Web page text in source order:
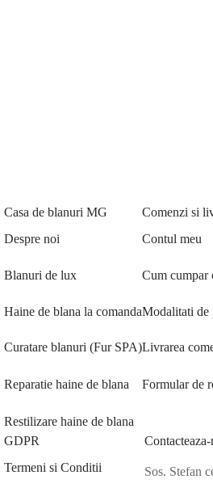
Casa de blanuri MG
Despre noi
Blanuri de lux
Haine de blana la comanda
Curatare blanuri (Fur SPA)
Reparatie haine de blana
Restilizare haine de blana
Comenzi si
Contul meu
Cum cumpar
Modalitati de
Livrarea
Formular de
GDPR
Termeni si Conditii
Contacteaza-
Sos. Stefan